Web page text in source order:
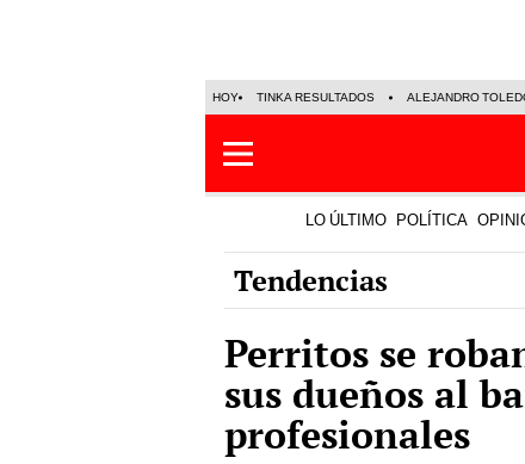
HOY TINKA RESULTADOS ALEJANDRO
LO ÚLTIMO POLÍTICA
Tendencias
Perritos se
sus dueños al
profesionales